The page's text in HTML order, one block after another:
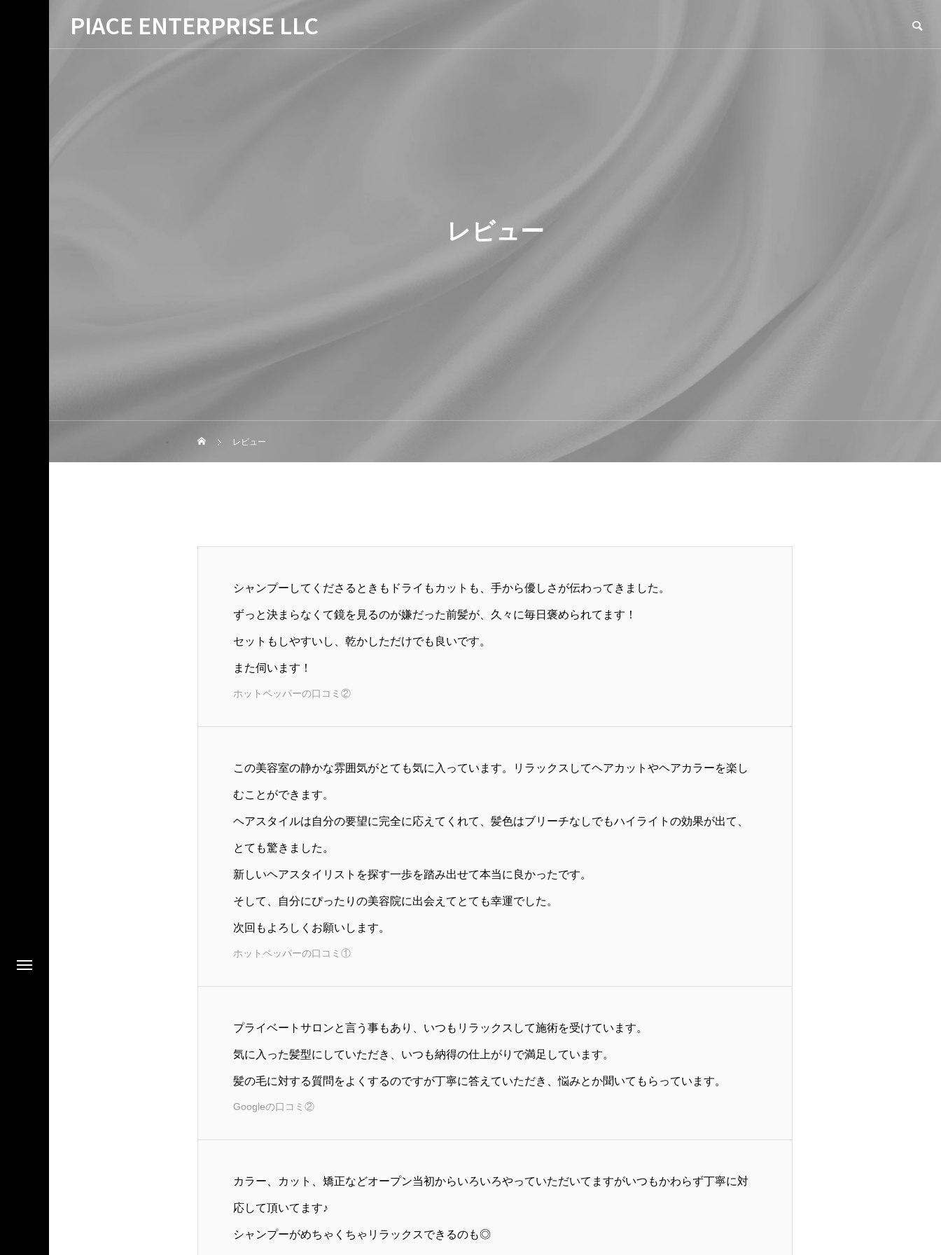
PIACE ENTERPRISE LLC
レビュー
レビュー
シャンプーしてくださるときもドライもカットも、手から優しさが伝わってきました。
ずっと決まらなくて鏡を見るのが嫌だった前髪が、久々に毎日褒められてます！
セットもしやすいし、乾かしただけでも良いです。
また伺います！
ホットペッパーの口コミ②
この美容室の静かな雰囲気がとても気に入っています。リラックスしてヘアカットやヘアカラーを楽し
むことができます。
ヘアスタイルは自分の要望に完全に応えてくれて、髪色はブリーチなしでもハイライトの効果が出て、
とても驚きました。
新しいヘアスタイリストを探す一歩を踏み出せて本当に良かったです。
そして、自分にぴったりの美容院に出会えてとても幸運でした。
次回もよろしくお願いします。
ホットペッパーの口コミ①
プライベートサロンと言う事もあり、いつもリラックスして施術を受けています。
気に入った髪型にしていただき、いつも納得の仕上がりで満足しています。
髪の毛に対する質問をよくするのですが丁寧に答えていただき、悩みとか聞いてもらっています。
Googleの口コミ②
カラー、カット、矯正などオープン当初からいろいろやっていただいてますがいつもかわらず丁寧に対
応して頂いてます♪
シャンプーがめちゃくちゃリラックスできるのも◎